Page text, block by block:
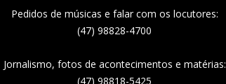
Pedidos de músicas e falar com os locutores:
(47) 98828-4700
Jornalismo, fotos de acontecimentos e matérias:
(47) 98818-5425